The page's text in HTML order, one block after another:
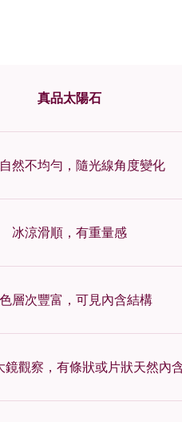
真品太陽石
然不均勻，隨光線角度變化
冰涼滑順，有重量感
層次豐富，可見內含結構
鏡觀察，有條狀或片狀天然內